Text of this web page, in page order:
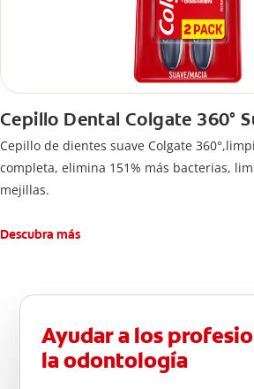
Cepillo Dental Colgate 360°
Cepillo de dientes suave Colgate
completa, elimina 151% más bacterias,
mejillas.
Descubra más
Ayudar a los
la odontología